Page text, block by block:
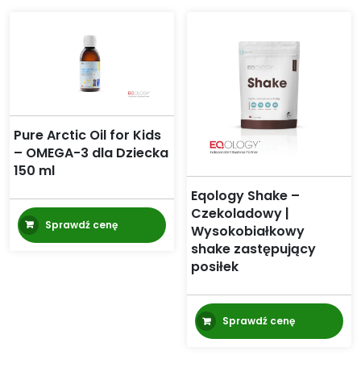
Pure Arctic Oil for Kids
– OMEGA-3 dla Dziecka
150 ml
Sprawdź cenę
Eqology Shake –
Czekoladowy |
Wysokobiałkowy
shake zastępujący
posiłek
Sprawdź cenę